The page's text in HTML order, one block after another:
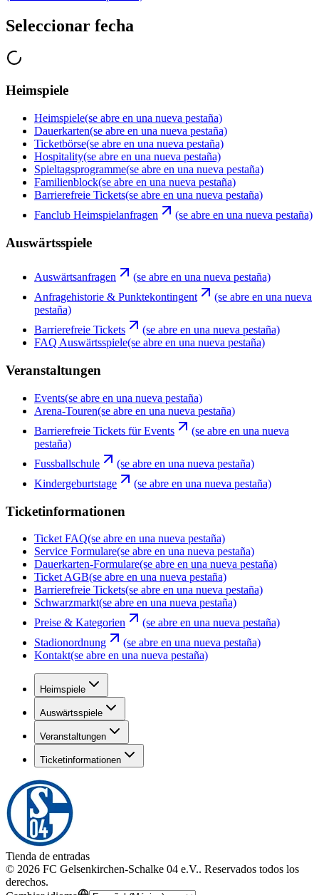
Seleccionar fecha
Heimspiele
Heimspiele(se abre en una nueva pestaña)
Dauerkarten(se abre en una nueva pestaña)
Ticketbörse(se abre en una nueva pestaña)
Hospitality(se abre en una nueva pestaña)
Spieltagsprogramme(se abre en una nueva pestaña)
Familienblock(se abre en una nueva pestaña)
Barrierefreie Tickets(se abre en una nueva pestaña)
Fanclub Heimspielanfragen
(se abre en una nueva pestaña)
Auswärtsspiele
Auswärtsanfragen
(se abre en una nueva pestaña)
Anfragehistorie & Punktekontingent
(se abre en una nueva
pestaña)
Barrierefreie Tickets
(se abre en una nueva pestaña)
FAQ Auswärtsspiele(se abre en una nueva pestaña)
Veranstaltungen
Events(se abre en una nueva pestaña)
Arena-Touren(se abre en una nueva pestaña)
Barrierefreie Tickets für Events
(se abre en una nueva
pestaña)
Fussballschule
(se abre en una nueva pestaña)
Kindergeburtstage
(se abre en una nueva pestaña)
Ticketinformationen
Ticket FAQ(se abre en una nueva pestaña)
Service Formulare(se abre en una nueva pestaña)
Dauerkarten-Formulare(se abre en una nueva pestaña)
Ticket AGB(se abre en una nueva pestaña)
Barrierefreie Tickets(se abre en una nueva pestaña)
Schwarzmarkt(se abre en una nueva pestaña)
Preise & Kategorien
(se abre en una nueva pestaña)
Stadionordnung
(se abre en una nueva pestaña)
Kontakt(se abre en una nueva pestaña)
Heimspiele
Auswärtsspiele
Veranstaltungen
Ticketinformationen
Tienda de entradas
© 2026 FC Gelsenkirchen-Schalke 04 e.V.. Reservados todos los
derechos.